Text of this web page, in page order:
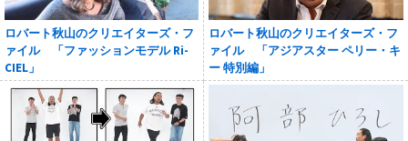
ロバート秋山のクリエイターズ・フ
ァイル 「ファッションモデル Ri-
CIEL」
ロバート秋山のクリエイターズ・フ
ァイル 「アジアスター ペリー・キ
ー 特別編」